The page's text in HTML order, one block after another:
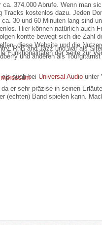
ca. 374.000 Abrufe. Wenn man
kostenlos dazu. Jeden
30 und 60 Minuten lang sind
Hier können natürlich auch
kontte bewegt sich die Zahl
RnB and Jazz und war als
und anderen als
als auch bei Universal Audiounter
er sehr präzise in seinen
(echten) Band spielen kann.
diese Website und die
Funktionalitäten der Seite zur